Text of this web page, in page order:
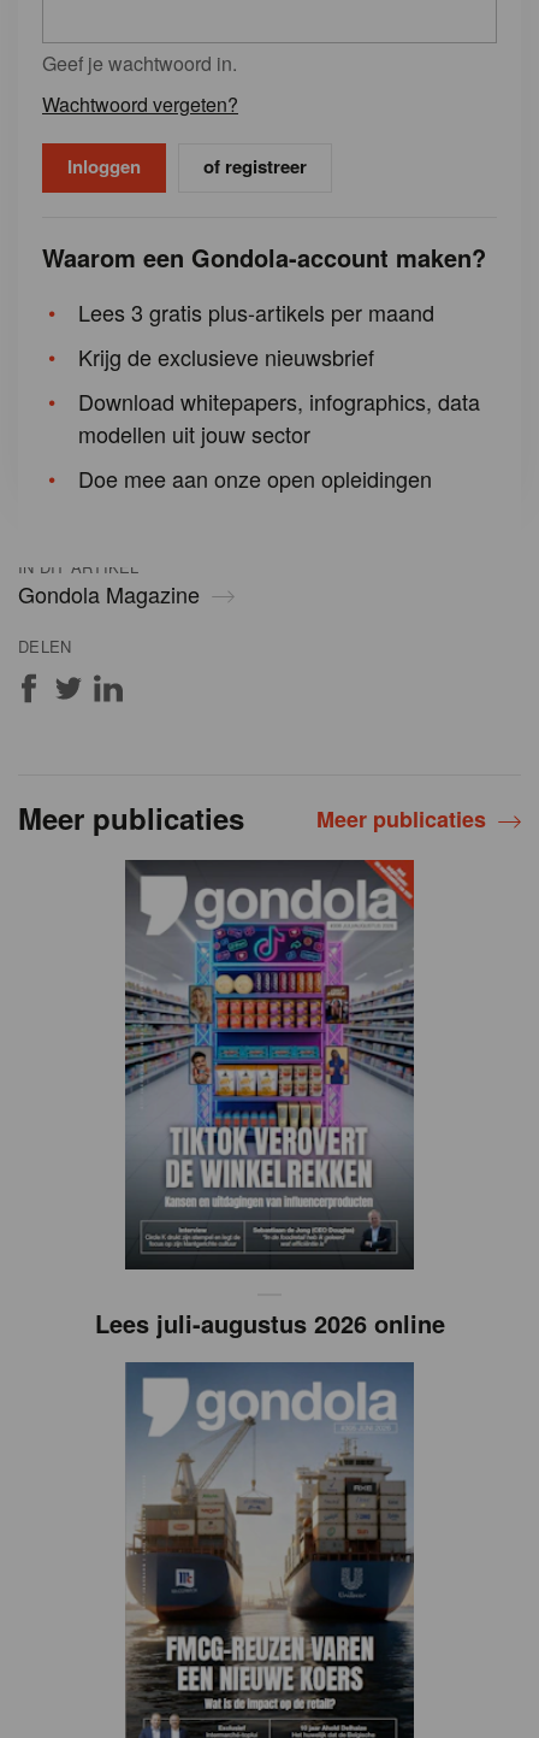
Geef je wachtwoord in.
Wachtwoord vergeten?
of registreer
Waarom een Gondola-account maken?
Lees 3 gratis plus-artikels per maand
Krijg de exclusieve nieuwsbrief
Download whitepapers, infographics, data
modellen uit jouw sector
Doe mee aan onze open opleidingen
IN DIT ARTIKEL
Gondola Magazine
DELEN
Meer publicaties Meer publicaties
Lees juli-augustus 2026 online